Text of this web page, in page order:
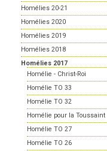
Homélies 20-21
Homélies 2020
Homélies 2019
Homélies 2018
Homélies 2017
Homélie - Christ-Roi
Homélie TO 33
Homélie TO 32
Homélie pour la Toussaint
Homélie TO 27
Homélie TO 26